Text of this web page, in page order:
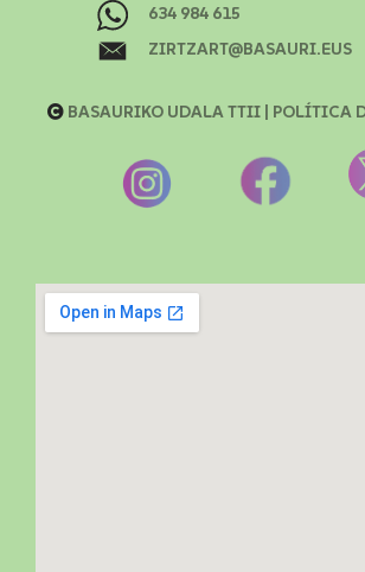
634 984 615
ZIRTZART@BASAURI.EUS
BASAURIKO UDALA TTII | POLÍTICA